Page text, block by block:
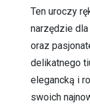
Ten uroczy
narzędzie
oraz
delikatnego
elegancką i
swoich